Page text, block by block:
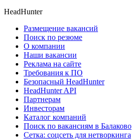
HeadHunter
Размещение вакансий
Поиск по резюме
О компании
Наши вакансии
Реклама на сайте
Требования к ПО
Безопасный HeadHunter
HeadHunter API
Партнерам
Инвесторам
Каталог компаний
Поиск по вакансиям в Балаково
Сетка: соцсеть для нетворкинга